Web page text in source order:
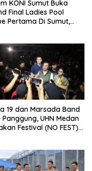
KONI Sumut Buka
Final Ladies Pool
Pertama Di Sumut,
19 dan Marsada Band
Panggung, UHN Medan
Festival (NO FEST)